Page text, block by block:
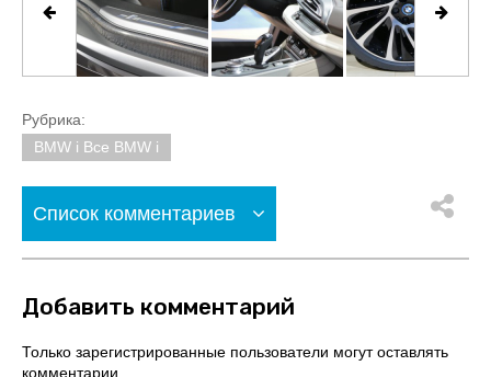
Рубрика:
BMW i Все BMW i
Список комментариев
Добавить комментарий
Только зарегистрированные пользователи могут оставлять
комментарии.